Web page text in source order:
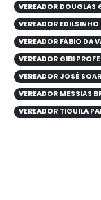
VEREADOR DOUGLAS
VEREADOR
VEREADOR FÁBIO DA
VEREADOR GIBI
VEREADOR JOSÉ
VEREADOR MESSIAS
VEREADOR TIGUILA